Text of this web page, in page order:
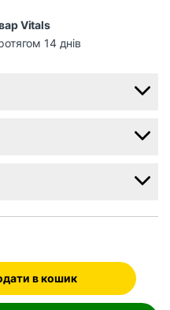
Vitals
14 днів
в кошик